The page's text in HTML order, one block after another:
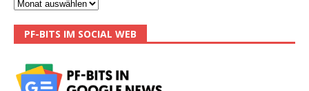
PF-BITS IM SOCIAL WEB